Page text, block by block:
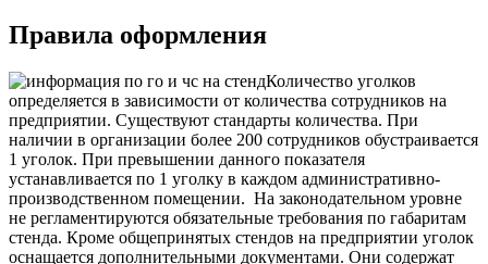
Правила оформления
Количество уголков
определяется в зависимости от количества сотрудников на
предприятии. Существуют стандарты количества. При
наличии в организации более 200 сотрудников обустраивается
1 уголок. При превышении данного показателя
устанавливается по 1 уголку в каждом административно-
производственном помещении. На законодательном уровне
не регламентируются обязательные требования по габаритам
стенда. Кроме общепринятых стендов на предприятии уголок
оснащается дополнительными документами. Они содержат